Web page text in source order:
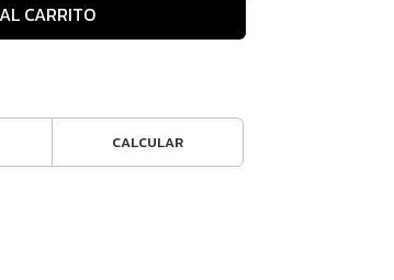
CARRITO
CALCULAR